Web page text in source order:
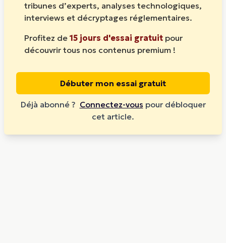
tribunes d’experts, analyses technologiques,
interviews et décryptages réglementaires.
Profitez de 15 jours d'essai gratuit pour
découvrir tous nos contenus premium !
Débuter mon essai gratuit
Déjà abonné ? Connectez-vous pour débloquer
cet article.